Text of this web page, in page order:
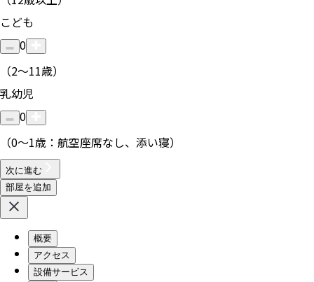
こども
0
（2〜11歳）
乳幼児
0
（0〜1歳：航空座席なし、添い寝）
次に進む
部屋を追加
概要
アクセス
設備サービス